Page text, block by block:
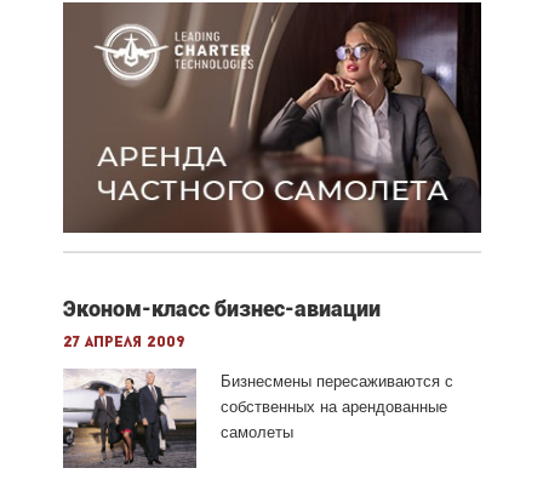
Эконом-класс бизнес-авиации
27 апреля 2009
Бизнесмены пересаживаются с
собственных на арендованные
самолеты